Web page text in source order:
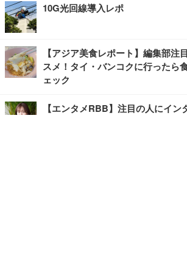
10G光回線導入レポ
【アジア美食レポート】編集部注
スメ！タイ・バンコクに行ったら
ェック
【エンタメRBB】注目の人にイン